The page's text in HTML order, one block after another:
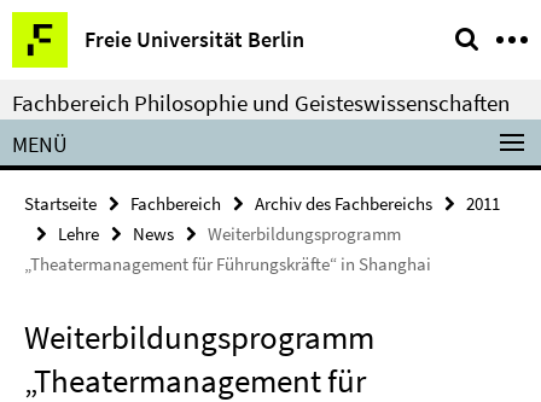
Springe
direkt
zu
Inhalt
Freie Universität Berlin
Service-
Navigation
Fachbereich Philosophie und Geisteswissenschaften
MENÜ
Startseite Fachbereich Archiv des Fachbereichs
2011
Lehre
News
Weiterbildungsprogramm
„Theatermanagement für Führungskräfte“ in Shanghai
Weiterbildungsprogramm
„Theatermanagement für